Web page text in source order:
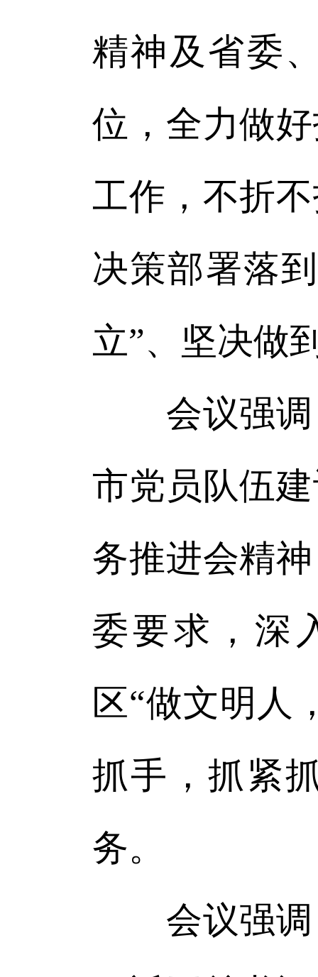
精神及省委
位，全力做
工作，不折
决策部署落
立”、坚决做
会议强调
市党员队伍
务推进会精
委要求，深
区“做文明人
抓手，抓紧
务。
会议强调